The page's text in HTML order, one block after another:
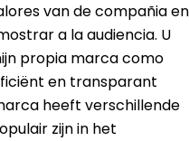
van de compañia en
a la audiencia. U
propia marca como
en transparant
heeft verschillende
zijn in het